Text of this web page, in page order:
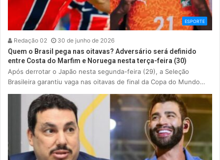
ESPORTE
Redação 02 30 de junho de 2026
Quem o Brasil pega nas oitavas? Adversário será definido
entre Costa do Marfim e Noruega nesta terça-feira (30)
Após derrotar o Japão nesta segunda-feira (29), a Seleção
Brasileira garantiu vaga nas oitavas de final da Copa do Mundo…